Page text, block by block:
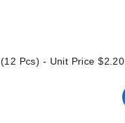
(12 Pcs) - Unit Price$2.20